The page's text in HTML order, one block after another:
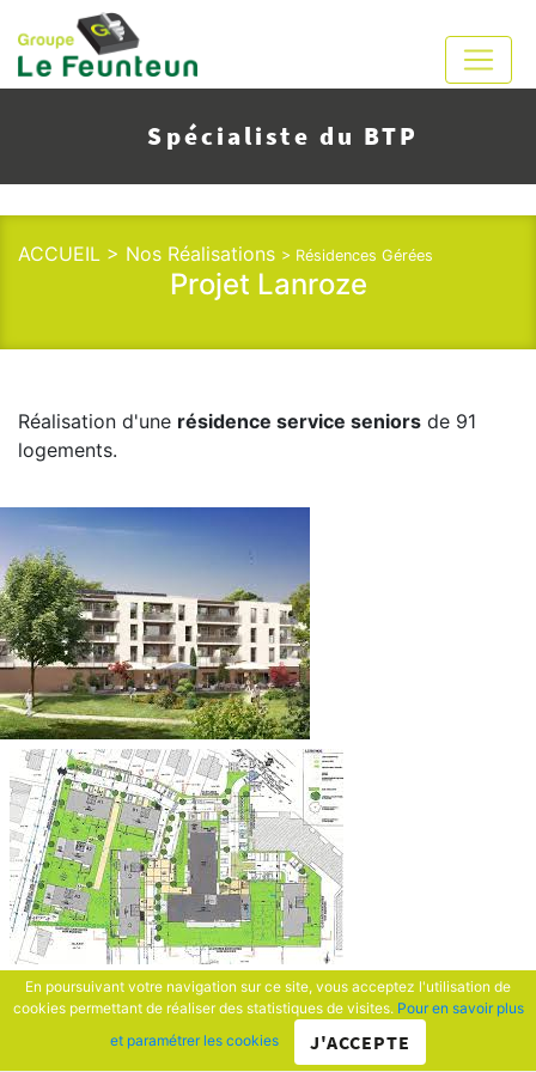
En poursuivant votre navigation sur ce site, vous acceptez l'utilisation de
cookies permettant de réaliser des statistiques de visites. Pour en savoir plus
et paramétrer les cookies
J'ACCEPTE
Spécialiste du BTP
ACCUEIL > Nos Réalisations > Résidences Gérées
Projet Lanroze
Réalisation d'une résidence service seniors de 91
logements.